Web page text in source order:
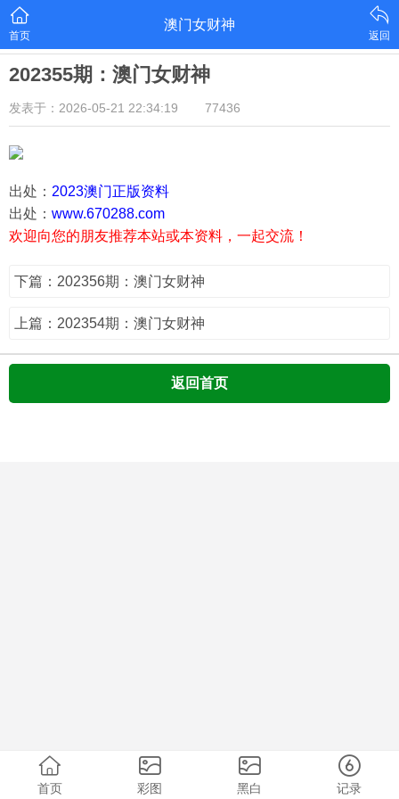
首页
澳门女财神
返回
202355期：澳门女财神
发表于：2026-05-21 22:34:19 77436
出处： 2023澳门正版资料
出处： www.670288.com
欢迎向您的朋友推荐本站或本资料，一起交流！
下篇：202356期：澳门女财神
上篇：202354期：澳门女财神
返回首页
首页 彩图 黑白 记录